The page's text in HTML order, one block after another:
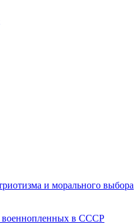
и морального выбора
военнопленных в СССР